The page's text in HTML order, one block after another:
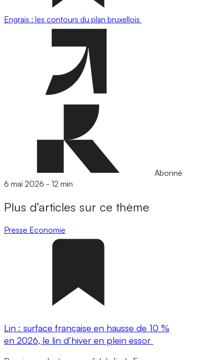
Engrais : les contours du plan bruxellois
Abonné
6 mai 2026 - 12 min
Plus d’articles sur ce thème
Presse Economie
Lin : surface française en hausse de 10 %
en 2026, le lin d’hiver en plein essor